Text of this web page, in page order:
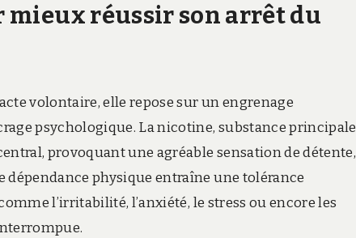
mieux réussir son arrêt du
volontaire, elle repose sur un engrenage
psychologique. La nicotine, substance principale
provoquant une agréable sensation de détente,
physique entraîne une tolérance
l’irritabilité, l’anxiété, le stress ou encore les